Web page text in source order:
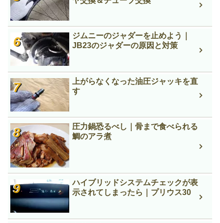
ジムニーのジャダーを止めよう｜
JB23のジャダーの原因と対策
上がらなくなった油圧ジャッキを直
す
圧力鍋恐るべし｜骨まで食べられる
鯛のアラ煮
ハイブリッドシステムチェックが表
示されてしまったら｜プリウス30